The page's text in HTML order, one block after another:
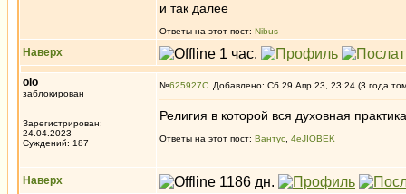
и так далее
Ответы на этот пост: Nibus
Наверх
olo
заблокирован
Зарегистрирован:
24.04.2023
Суждений: 187
№625927 Добавлено: Сб 29 Апр 23, 23:24 (3 года
Религия в которой вся духовная
Ответы на этот пост: Вантус 4eJIOBEK
Наверх